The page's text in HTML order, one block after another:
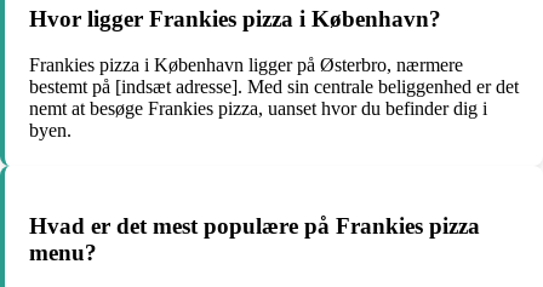
Hvor ligger Frankies pizza i København?
Frankies pizza i København ligger på Østerbro, nærmere
bestemt på [indsæt adresse]. Med sin centrale beliggenhed er det
nemt at besøge Frankies pizza, uanset hvor du befinder dig i
byen.
Hvad er det mest populære på Frankies pizza
menu?